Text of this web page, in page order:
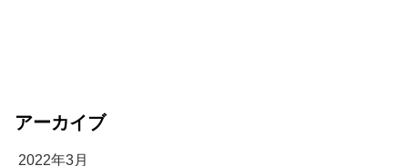
アーカイブ
2022年3月